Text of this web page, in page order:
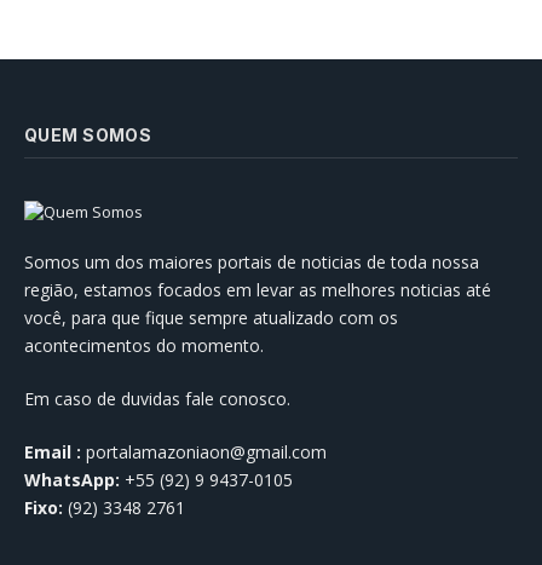
QUEM SOMOS
Somos um dos maiores portais de noticias de toda nossa
região, estamos focados em levar as melhores noticias até
você, para que fique sempre atualizado com os
acontecimentos do momento.
Em caso de duvidas fale conosco.
Email : portalamazoniaon@gmail.com
WhatsApp: +55 (92) 9 9437-0105
Fixo: (92) 3348 2761